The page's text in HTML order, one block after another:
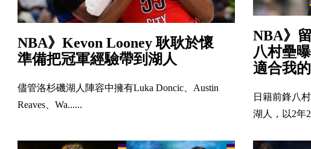
NBA》Kevon Looney 耿耿於懷
準備把冠軍經驗帶到湖人
儘管洛杉磯湖人陣容中擁有Luka Doncic、Austin
Reaves、Wa......
NBA》
八村壘
適合我的
日籍前鋒八
湖人，以2年